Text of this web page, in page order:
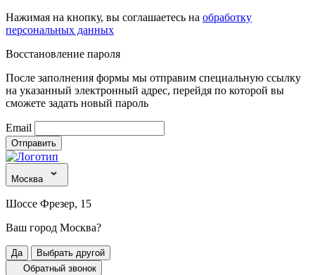
Нажимая на кнопку, вы соглашаетесь на обработку
персональных данных
Восстановление пароля
После заполнения формы мы отправим специальную ссылку
на указанный электронный адрес, перейдя по которой вы
сможете задать новый пароль
Email
Отправить
Москва
Шоссе Фрезер, 15
Ваш город Москва?
Да
Выбрать другой
Обратный звонок